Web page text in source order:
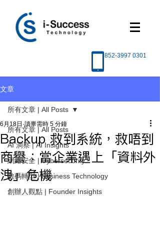
852-3997 0301
文章
所有文章 | All Posts
AI 洞察 | AI Insights
網絡安全 | Cybersecurity
數碼轉型 | Business Technology
創辦人觀點 | Founder Insights
所有文章 | All Posts
Backup 救到系統，救唔到
商譽：當企業遇上「資料外
洩」危機
6月18日 讀畢需時 5 分鐘